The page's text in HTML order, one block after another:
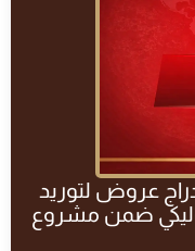
عروض لتوريد
ضمن مشروع